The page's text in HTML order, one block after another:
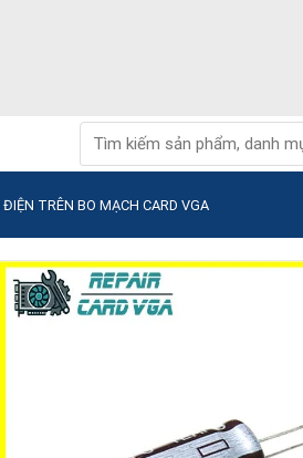
kiếm:
TRÊN BO MẠCH CARD VGA